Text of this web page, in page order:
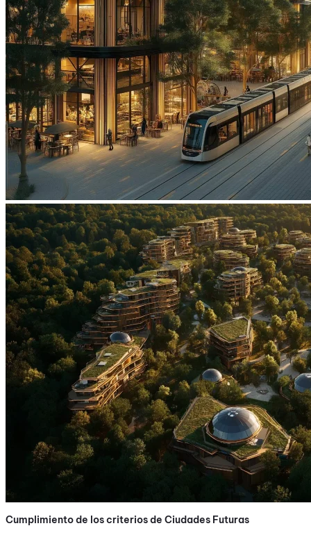
Cumplimiento de los criterios de Ciudades Futuras